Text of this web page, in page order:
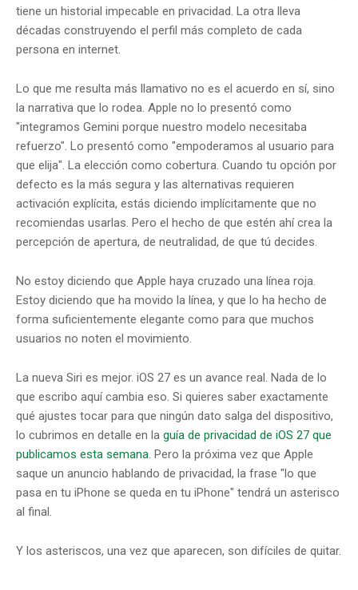
tiene un historial impecable en privacidad. La otra lleva
décadas construyendo el perfil más completo de cada
persona en internet.
Lo que me resulta más llamativo no es el acuerdo en sí, sino
la narrativa que lo rodea. Apple no lo presentó como
"integramos Gemini porque nuestro modelo necesitaba
refuerzo". Lo presentó como "empoderamos al usuario para
que elija". La elección como cobertura. Cuando tu opción por
defecto es la más segura y las alternativas requieren
activación explícita, estás diciendo implícitamente que no
recomiendas usarlas. Pero el hecho de que estén ahí crea la
percepción de apertura, de neutralidad, de que tú decides.
No estoy diciendo que Apple haya cruzado una línea roja.
Estoy diciendo que ha movido la línea, y que lo ha hecho de
forma suficientemente elegante como para que muchos
usuarios no noten el movimiento.
La nueva Siri es mejor. iOS 27 es un avance real. Nada de lo
que escribo aquí cambia eso. Si quieres saber exactamente
qué ajustes tocar para que ningún dato salga del dispositivo,
lo cubrimos en detalle en la guía de privacidad de iOS 27 que
publicamos esta semana. Pero la próxima vez que Apple
saque un anuncio hablando de privacidad, la frase "lo que
pasa en tu iPhone se queda en tu iPhone" tendrá un asterisco
al final.
Y los asteriscos, una vez que aparecen, son difíciles de quitar.